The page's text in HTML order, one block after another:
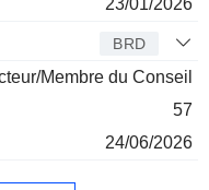
BRD
Membre du Conseil
57
24/06/2026